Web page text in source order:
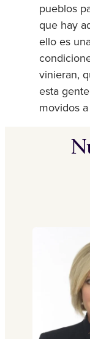
pueblos
que hay
ello es
vinieran,
esta
movidos